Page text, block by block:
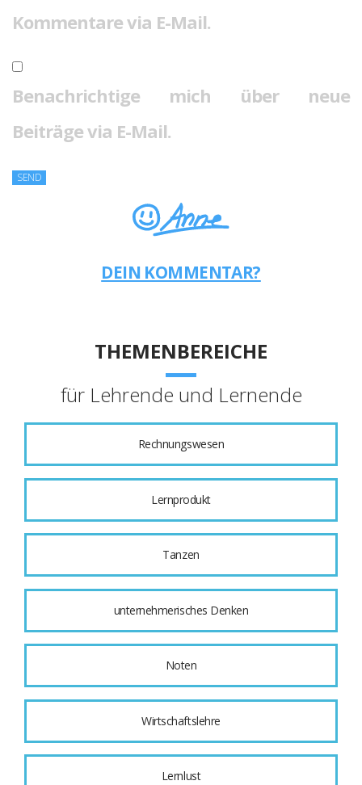
Kommentare via E-Mail.
Benachrichtige mich über neue
Beiträge via E-Mail.
DEIN KOMMENTAR?
THEMENBEREICHE
für Lehrende und Lernende
Rechnungswesen
Lernprodukt
Tanzen
unternehmerisches Denken
Noten
Wirtschaftslehre
Lernlust